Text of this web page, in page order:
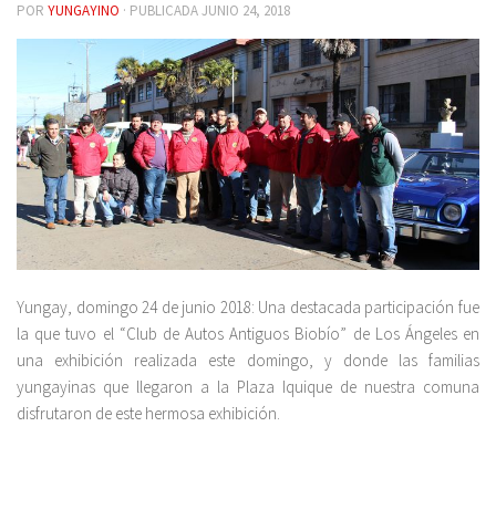
POR YUNGAYINO · PUBLICADAJUNIO 24, 2018
Yungay, domingo 24 de junio 2018: Una destacada participación fue
la que tuvo el “Club de Autos Antiguos Biobío” de Los Ángeles en
una exhibición realizada este domingo, y donde las familias
yungayinas que llegaron a la Plaza Iquique de nuestra comuna
disfrutaron de este hermosa exhibición.